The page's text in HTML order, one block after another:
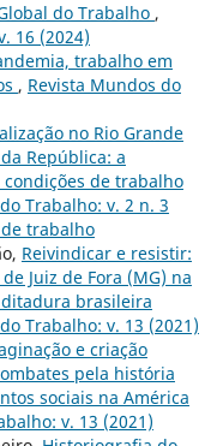
do Trabalho ,
16 (2024)
trabalho em
, Revista Mundos do
no Rio Grande
República: a
de trabalho
Trabalho: v. 2 n. 3
de trabalho
Reivindicar e resistir:
Juiz de Fora (MG) na
brasileira
Trabalho: v. 13 (2021)
e criação
pela história
sociais na América
v. 13 (2021)